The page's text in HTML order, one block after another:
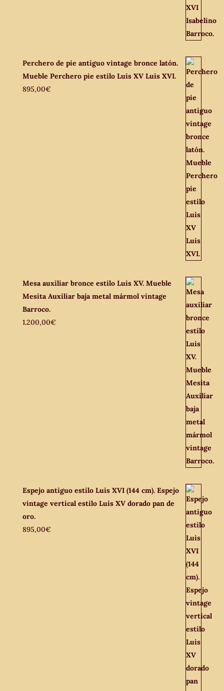
Perchero de pie antiguo vintage bronce latón.
Mueble Perchero pie estilo Luis XV Luis XVI.
895,00€
Mesa auxiliar bronce estilo Luis XV. Mueble
Mesita Auxiliar baja metal mármol vintage
Barroco.
1.200,00€
Espejo antiguo estilo Luis XVI (144 cm). Espejo
vintage vertical estilo Luis XV dorado pan de
oro.
895,00€